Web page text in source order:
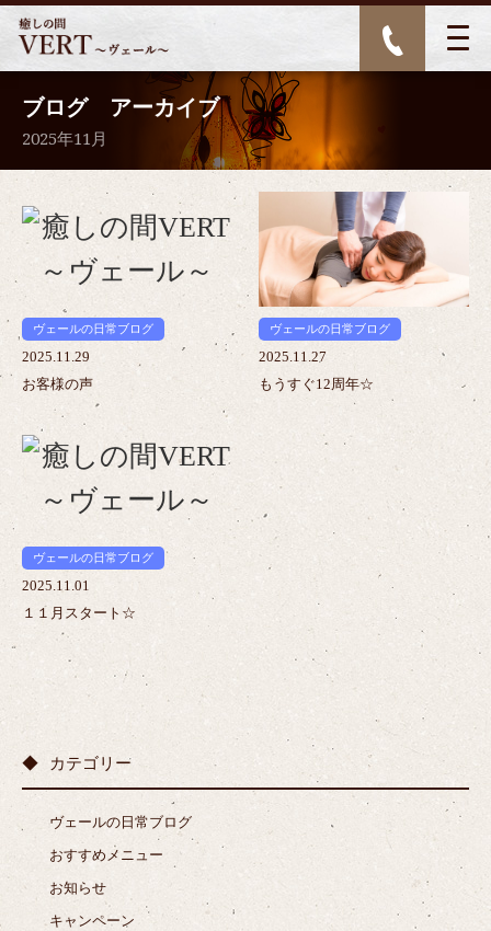
ブログ アーカイブ
2025年11月
>
ヴェールの日常ブログ
2025.11.29
お客様の声
ヴェールの日常ブログ
2025.11.27
もうすぐ12周年☆
ヴェールの日常ブログ
2025.11.01
１１月スタート☆
カテゴリー
ヴェールの日常ブログ
おすすめメニュー
お知らせ
キャンペーン